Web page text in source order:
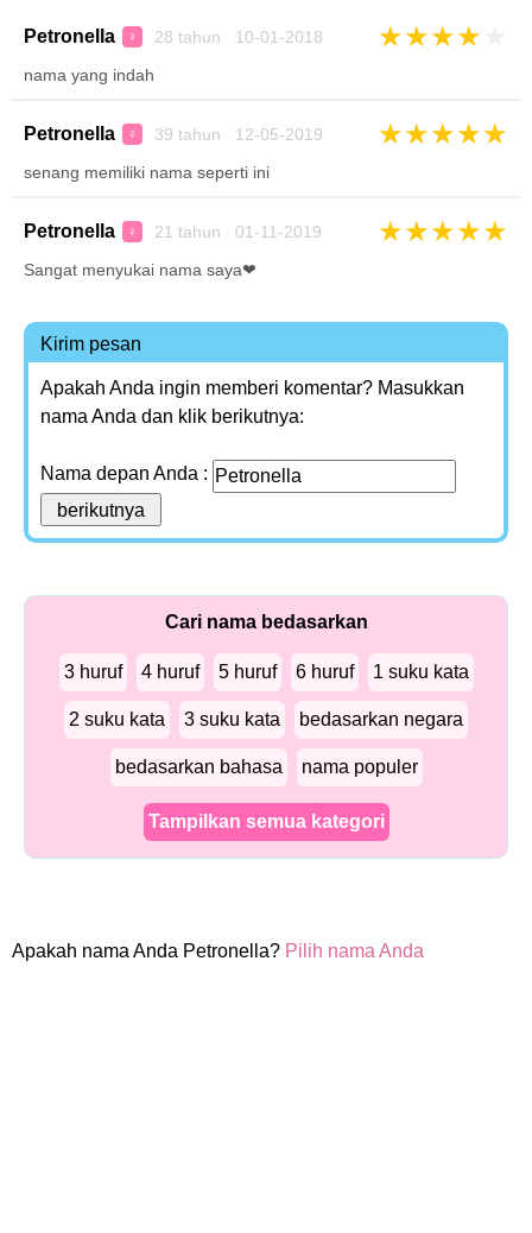
Petronella ♀ 28 tahun 10-01-2018 ★★★★
nama yang indah
Petronella ♀ 39 tahun 12-05-2019 ★★★★★
senang memiliki nama seperti ini
Petronella ♀ 21 tahun 01-11-2019 ★★★★★
Sangat menyukai nama saya❤
Kirim pesan
Apakah Anda ingin memberi komentar? Masukkan
nama Anda dan klik berikutnya:
Nama depan Anda :
Cari nama bedasarkan
3 huruf 4 huruf 5 huruf 6 huruf 1 suku kata
2 suku kata 3 suku kata bedasarkan negara
bedasarkan bahasa nama populer
Tampilkan semua kategori
Apakah nama Anda Petronella? Pilih nama Anda